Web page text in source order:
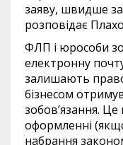
заяву, швидше
розповідає
ФЛП і юрособи
електронну
залишають
бізнесом
зобов’язання.
оформленні
набрання